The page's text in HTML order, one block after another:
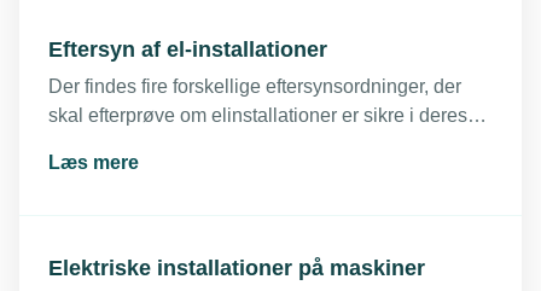
Eftersyn af el-installationer
Der findes fire forskellige eftersynsordninger, der
skal efterprøve om elinstallationer er sikre i deres
Læs mere
Elektriske installationer på maskiner